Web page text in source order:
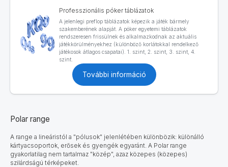
Professzionális póker táblázatok
A jelenlegi preflop táblázatok képezik a játék bármely
szakemberének alapját. A póker egyetemi táblázatok
rendszeresen frissülnek és alkalmazkodnak az aktuális
játékkörülményekhez (különböző korlátokkal rendelkező
játékosok átlagos csapatai). 1. szint, 2. szint, 3. szint, 4.
szint.
További információ
Polar range
A range a lineáristól a "pólusok" jelenlétében különbözik: különálló
kártyacsoportok, erősek és gyengék egyaránt. A Polar range
gyakorlatilag nem tartalmaz "közép", azaz közepes (közepes)
szilárdságú térképeket.